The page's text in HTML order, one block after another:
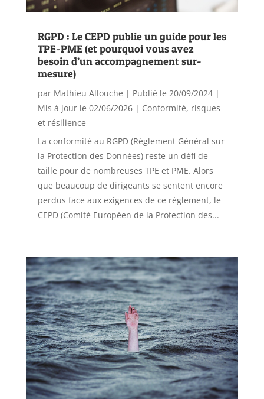
RGPD : Le CEPD publie un guide pour les
TPE-PME (et pourquoi vous avez
besoin d’un accompagnement sur-
mesure)
par Mathieu Allouche | Publié le 20/09/2024 |
Mis à jour le 02/06/2026| Conformité, risques
et résilience
La conformité au RGPD (Règlement Général sur
la Protection des Données) reste un défi de
taille pour de nombreuses TPE et PME. Alors
que beaucoup de dirigeants se sentent encore
perdus face aux exigences de ce règlement, le
CEPD (Comité Européen de la Protection des...